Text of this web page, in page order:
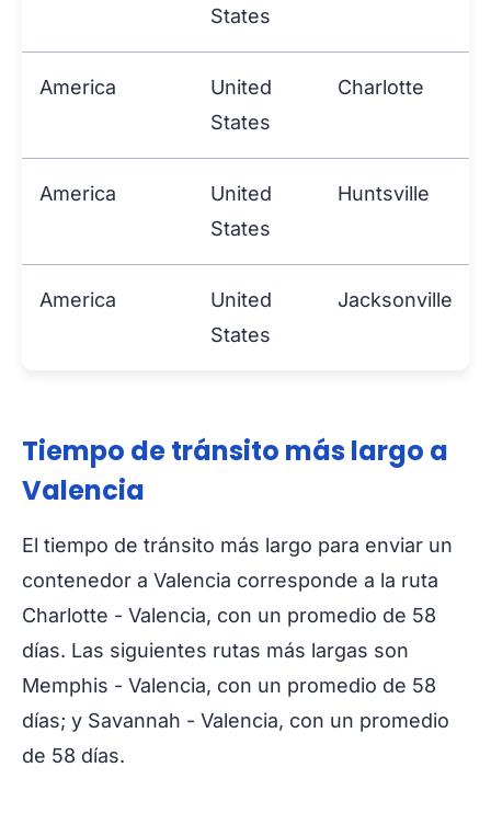
States
America
United
States
Charlotte
America
United
States
Huntsville
America
United
States
Jacksonville
Tiempo de tránsito más largo a
Valencia
El tiempo de tránsito más largo para enviar un
contenedor a Valencia corresponde a la ruta
Charlotte - Valencia, con un promedio de 58
días. Las siguientes rutas más largas son
Memphis - Valencia, con un promedio de 58
días; y Savannah - Valencia, con un promedio
de 58 días.